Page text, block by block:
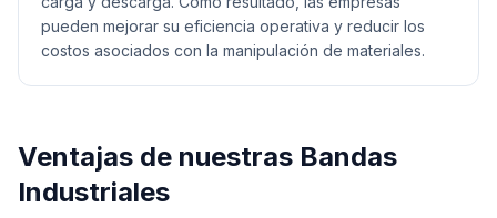
pueden mejorar su eficiencia operativa y reducir los
costos asociados con la manipulación de materiales.
Ventajas de nuestras Bandas
Industriales